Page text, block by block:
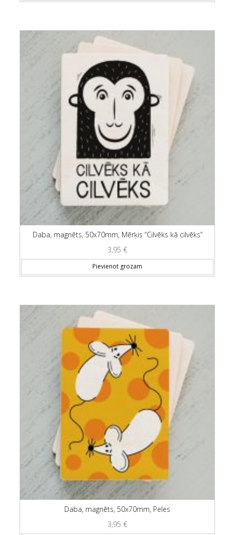
Daba, magnēts, 50x70mm, Mērķis “Cilvēks kā cilvēks”
3,95 €
Pievienot grozam
Daba, magnēts, 50x70mm, Peles
3,95 €